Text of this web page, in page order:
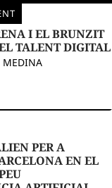
I EL BRUNZIT
TALENT DIGITAL
MEDINA
PER A
EN EL